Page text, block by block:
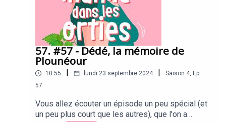
veux” avec une pensée émue pour toi et tes camarades
qui l’ont scandé il y a 50 ans.
57. #57 - Dédé, la mémoire de
Plounéour
10:55 lundi 23 septembre 2024 Saison 4, Ep.
57
Vous allez écouter un épisode un peu spécial (et
un peu plus court que les autres), que l'on a